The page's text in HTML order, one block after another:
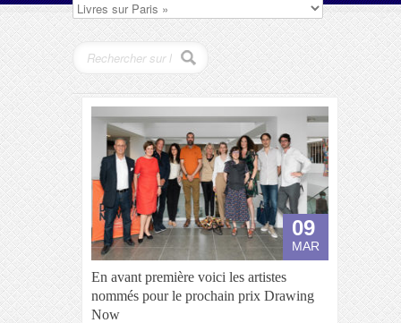
09
MAR
En avant première voici les artistes
nommés pour le prochain prix Drawing
Now